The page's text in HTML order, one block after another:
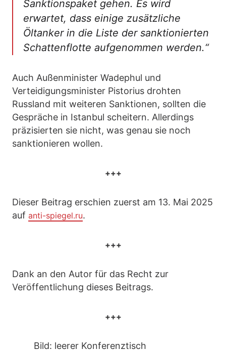
Sanktionspaket gehen. Es wird
erwartet, dass einige zusätzliche
Öltanker in die Liste der sanktionierten
Schattenflotte aufgenommen werden.“
Auch Außenminister Wadephul und
Verteidigungsminister Pistorius drohten
Russland mit weiteren Sanktionen, sollten die
Gespräche in Istanbul scheitern. Allerdings
präzisierten sie nicht, was genau sie noch
sanktionieren wollen.
+++
Dieser Beitrag erschien zuerst am 13. Mai 2025
auf anti-spiegel.ru.
+++
Dank an den Autor für das Recht zur
Veröffentlichung dieses Beitrags.
+++
Bild: leerer Konferenztisch